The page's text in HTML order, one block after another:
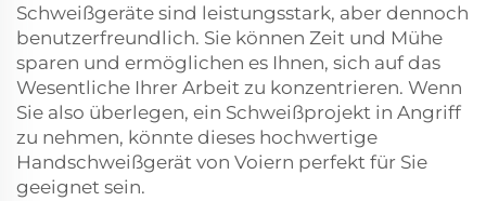
Schweißgeräte sind leistungsstark, aber dennoch
benutzerfreundlich. Sie können Zeit und Mühe
sparen und ermöglichen es Ihnen, sich auf das
Wesentliche Ihrer Arbeit zu konzentrieren. Wenn
Sie also überlegen, ein Schweißprojekt in Angriff
zu nehmen, könnte dieses hochwertige
Handschweißgerät von Voiern perfekt für Sie
geeignet sein.